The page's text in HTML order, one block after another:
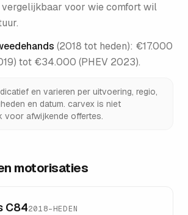
voor wie comfort wil
(2018 tot heden): €17.000
tot €34.000 (PHEV 2023).
en varieren per uitvoering, regio,
en datum. carvex is niet
voor afwijkende offertes.
motorisaties
C842018–HEDEN